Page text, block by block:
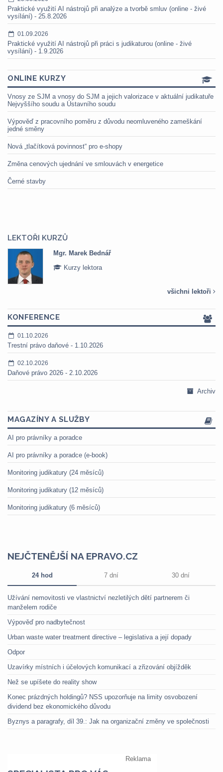
Praktické využití AI nástrojů při analýze a tvorbě smluv (online - živé
vysílání) - 25.8.2026
01.09.2026
Praktické využití AI nástrojů při práci s judikaturou (online - živé
vysílání) - 1.9.2026
ONLINE KURZY
Vnosy ze SJM a vnosy do SJM a jejich valorizace v aktuální judikatuře
Nejvyššího soudu a Ústavního soudu
Výpověď z pracovního poměru z důvodu neomluveného zameškání
jedné směny
Nová „tlačítková povinnost“ pro e-shopy
Změna cenových ujednání ve smlouvách v energetice
Černé stavby
LEKTOŘI KURZŮ
Mgr. Marek Bednář
Kurzy lektora
všichni lektoři
KONFERENCE
01.10.2026
Trestní právo daňové - 1.10.2026
02.10.2026
Daňové právo 2026 - 2.10.2026
Archiv
MAGAZÍNY A SLUŽBY
AI pro právníky a poradce
AI pro právníky a poradce (e-book)
Monitoring judikatury (24 měsíců)
Monitoring judikatury (12 měsíců)
Monitoring judikatury (6 měsíců)
NEJČTENĚJŠÍ NA EPRAVO.CZ
24 hod 7 dní 30 dní
Užívání nemovitosti ve vlastnictví nezletilých dětí partnerem či
manželem rodiče
Výpověď pro nadbytečnost
Urban waste water treatment directive – legislativa a její dopady
Odpor
Uzavírky místních i účelových komunikací a zřizování objížděk
Než se upíšete do reality show
Konec prázdných holdingů? NSS upozorňuje na limity osvobození
dividend bez ekonomického důvodu
Byznys a paragrafy, díl 39.: Jak na organizační změny ve společnosti